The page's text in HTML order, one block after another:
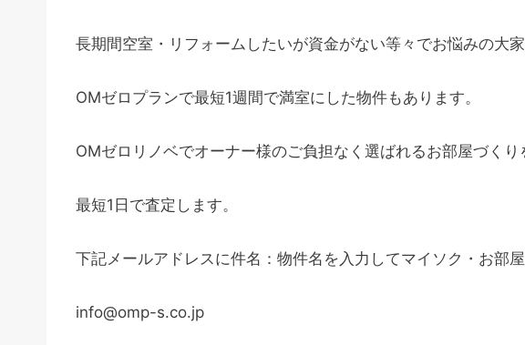
長期間空室・リフォームしたいが資金がない等々でお悩みの大
OMゼロプランで最短1週間で満室にした物件もあります。
OMゼロリノベでオーナー様のご負担なく選ばれるお部屋づく
最短1日で査定します。
下記メールアドレスに件名：物件名を入力してマイソク・お部
info@omp-s.co.jp